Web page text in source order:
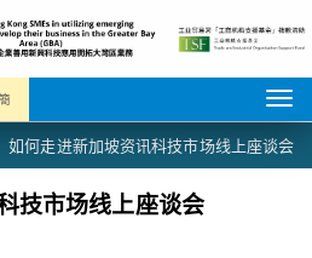
如何走进新加坡资讯科技市场线上座谈会
技市场线上座谈会